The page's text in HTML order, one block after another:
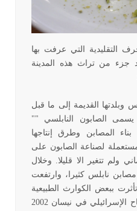
التقليدية التي عرفت بها
جزء من تراث هذه المدينة
وبلدتها القديمة إلى ما قبل
يسمى الصابون النابلسي ""
المصابن وطرق إنتاجها
لصناعة الصابون على
ولم تتغير الا قليلا. وخلال
نابلس كثيرا، وارتفعت
تأثرت ببعض الكوارث الطبيعية
مثل زلزال عام 1927، والاجتياح الإسرائيلي في نيسان 2002